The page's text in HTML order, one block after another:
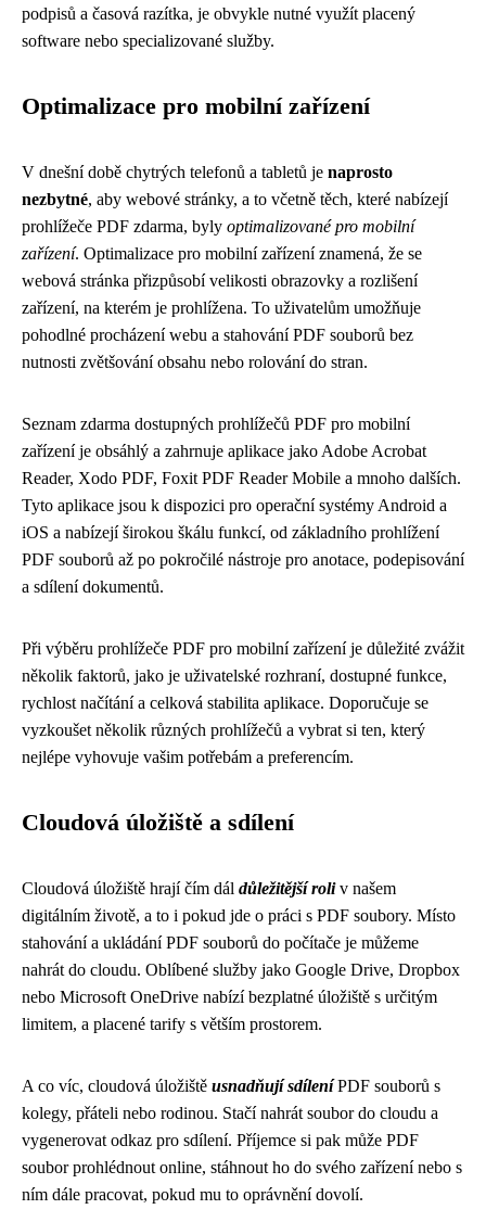
podpisů a časová razítka, je obvykle nutné využít placený
software nebo specializované služby.
Optimalizace pro mobilní zařízení
V dnešní době chytrých telefonů a tabletů je naprosto
nezbytné, aby webové stránky, a to včetně těch, které nabízejí
prohlížeče PDF zdarma, byly optimalizované pro mobilní
zařízení. Optimalizace pro mobilní zařízení znamená, že se
webová stránka přizpůsobí velikosti obrazovky a rozlišení
zařízení, na kterém je prohlížena. To uživatelům umožňuje
pohodlné procházení webu a stahování PDF souborů bez
nutnosti zvětšování obsahu nebo rolování do stran.
Seznam zdarma dostupných prohlížečů PDF pro mobilní
zařízení je obsáhlý a zahrnuje aplikace jako Adobe Acrobat
Reader, Xodo PDF, Foxit PDF Reader Mobile a mnoho dalších.
Tyto aplikace jsou k dispozici pro operační systémy Android a
iOS a nabízejí širokou škálu funkcí, od základního prohlížení
PDF souborů až po pokročilé nástroje pro anotace, podepisování
a sdílení dokumentů.
Při výběru prohlížeče PDF pro mobilní zařízení je důležité zvážit
několik faktorů, jako je uživatelské rozhraní, dostupné funkce,
rychlost načítání a celková stabilita aplikace. Doporučuje se
vyzkoušet několik různých prohlížečů a vybrat si ten, který
nejlépe vyhovuje vašim potřebám a preferencím.
Cloudová úložiště a sdílení
Cloudová úložiště hrají čím dál důležitější roliv našem
digitálním životě, a to i pokud jde o práci s PDF soubory. Místo
stahování a ukládání PDF souborů do počítače je můžeme
nahrát do cloudu. Oblíbené služby jako Google Drive, Dropbox
nebo Microsoft OneDrive nabízí bezplatné úložiště s určitým
limitem, a placené tarify s větším prostorem.
A co víc, cloudová úložiště usnadňují sdíleníPDF souborů s
kolegy, přáteli nebo rodinou. Stačí nahrát soubor do cloudu a
vygenerovat odkaz pro sdílení. Příjemce si pak může PDF
soubor prohlédnout online, stáhnout ho do svého zařízení nebo s
ním dále pracovat, pokud mu to oprávnění dovolí.